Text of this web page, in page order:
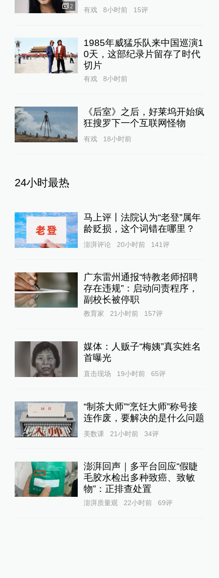
2 有戏 8小时前 15评
1985年威猛乐队来中国巡演1
0天，这部纪录片留存了时代
切片
有戏 8小时前
《后室》之后，好莱坞开始疯
狂搜罗下一个互联网怪物
有戏 18小时前
24小时最热
马上评丨法院认为“老登”属年
龄贬损，这个词错在哪里？
澎湃评论 20小时前 141评
广东雷州通报“特教老师招聘
存在违规”：启动问责程序，
副校长被停职
教育家 21小时前 157评
媒体：人贩子“梅姨”真实姓名
首曝光
直击现场 19小时前 65评
“制茶大师”“烹饪大师”称号接
连作废，要解决的是什么问题
美数课 21小时前 34评
澎湃回声｜多平台回应“假睫
毛胶水检出多种致癌、致敏
物”：正排查处置
澎湃质量观 22小时前 69评